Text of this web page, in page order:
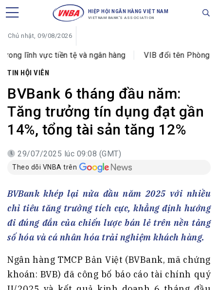
HIỆP HỘI NGÂN HÀNG VIỆT NAM
VIETNAM BANK'S ASSOCIATION
Chủ nhật, 09/08/2026
tiền tệ và ngân hàng VIB đổi tên Phòng giao dịch
TIN HỘI VIÊN
BVBank 6 tháng đầu năm:
Tăng trưởng tín dụng đạt gần
14%, tổng tài sản tăng 12%
29/07/2025 lúc 09:08 (GMT)
Theo dõi VNBA trên
BVBank khép lại nửa đầu năm 2025 với nhiều
chỉ tiêu tăng trưởng tích cực, khẳng định hướng
đi đúng đắn của chiến lược bán lẻ trên nền tảng
số hóa và cá nhân hóa trải nghiệm khách hàng.
Ngân hàng TMCP Bản Việt (BVBank, mã chứng
khoán: BVB) đã công bố báo cáo tài chính quý